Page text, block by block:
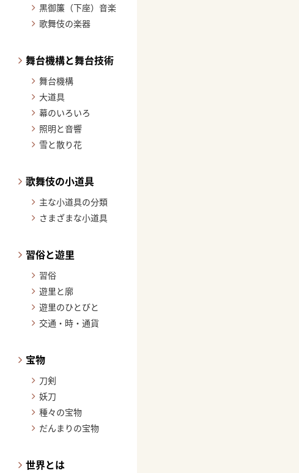
黒御簾（下座）音楽
歌舞伎の楽器
舞台機構と舞台技術
舞台機構
大道具
幕のいろいろ
照明と音響
雪と散り花
歌舞伎の小道具
主な小道具の分類
さまざまな小道具
習俗と遊里
習俗
遊里と廓
遊里のひとびと
交通・時・通貨
宝物
刀剣
妖刀
種々の宝物
だんまりの宝物
世界とは